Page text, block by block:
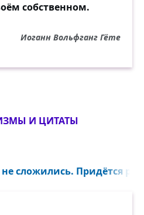
собственном.
Иоганн Вольфганг Гёте
И ЦИТАТЫ
сложились. Придётся